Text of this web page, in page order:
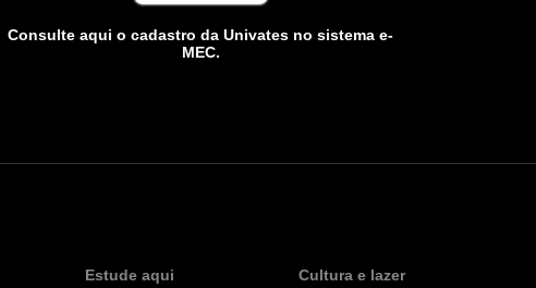
Consulte aqui o cadastro da Univates no sistema e-
MEC.
Estude aqui Cultura e lazer